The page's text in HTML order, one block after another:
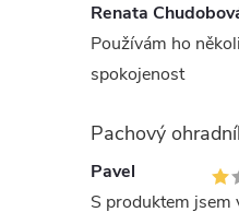
Renata
Používám ho
spokojenost
Pavel
S produktem jsem